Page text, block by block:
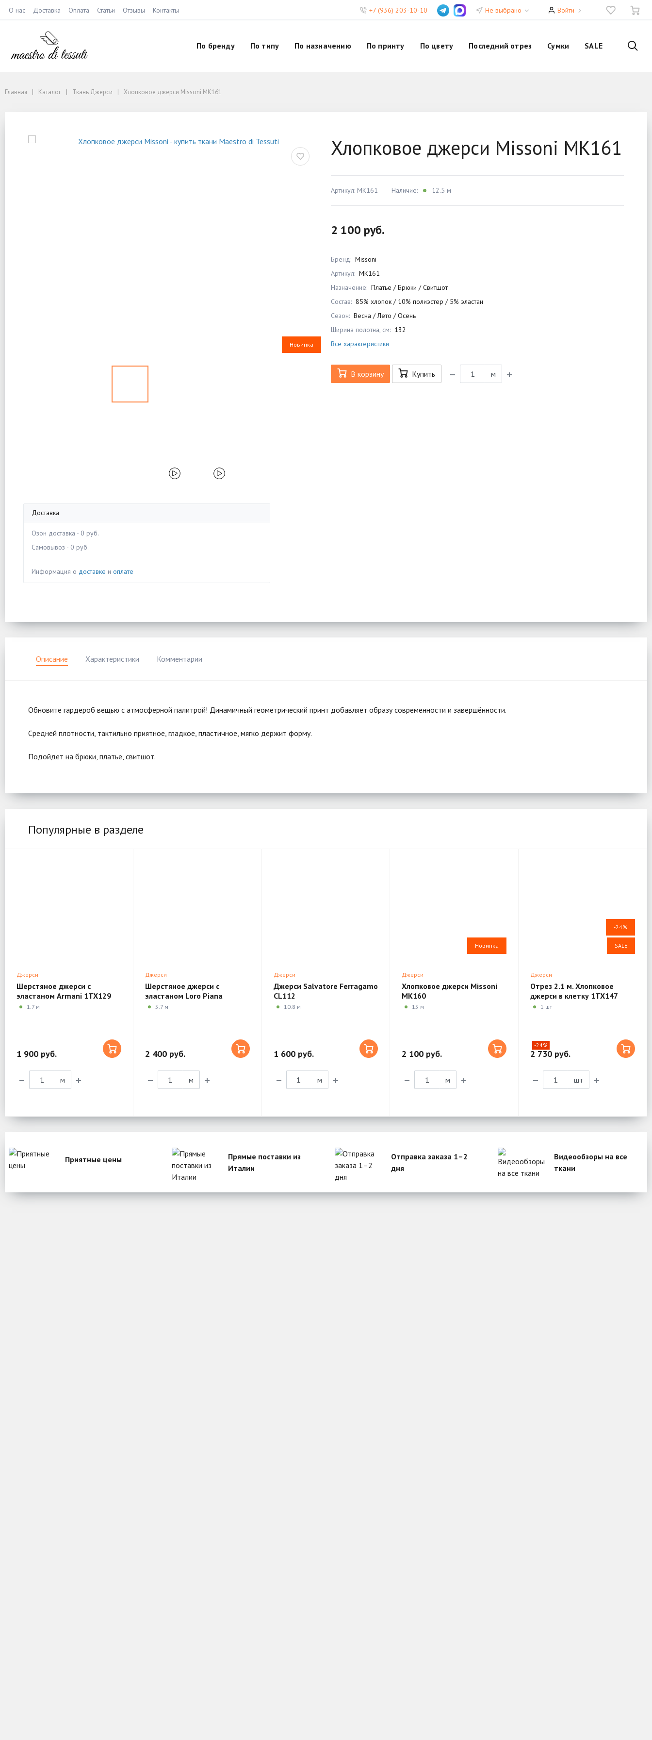
О нас Доставка Оплата Статьи Отзывы Контакты +7 (936) 203-10-10 Не выбрано Войти
По бренду По типу По назначению По принту По цвету Последний отрез Сумки SALE
Главная Каталог Ткань Джерси Хлопковое джерси Missoni MK161
Новинка
Хлопковое джерси Missoni MK161
Артикул: MK161 Наличие: 12.5 м
2 100 руб.
Бренд: Missoni
Артикул: MK161
Назначение: Платье / Брюки / Свитшот
Состав: 85% хлопок / 10% полиэстер / 5% эластан
Сезон: Весна / Лето / Осень
Ширина полотна, см: 132
Все характеристики
В корзину Купить м
Доставка
Озон доставка - 0 руб.
Самовывоз - 0 руб.
Информация о доставке и оплате
Описание Характеристики Комментарии
Обновите гардероб вещью с атмосферной палитрой! Динамичный геометрический принт добавляет образу современности и завершённости.
Средней плотности, тактильно приятное, гладкое, пластичное, мягко держит форму.
Подойдет на брюки, платье, свитшот.
Популярные в разделе
Джерси
Шерстяное джерси с
эластаном Armani 1TX129
1.7 м
1 900 руб.
м
Джерси
Шерстяное джерси с
эластаном Loro Piana
1TX140
5.7 м
2 400 руб.
м
Джерси
Джерси Salvatore Ferragamo
CL112
10.8 м
1 600 руб.
м
Новинка
Джерси
Хлопковое джерси Missoni
MK160
15 м
2 100 руб.
м
-24%
SALE
Джерси
Отрез 2.1 м. Хлопковое
джерси в клетку 1TX147
1 шт
-24%
2 730 руб.
шт
Приятные цены
Прямые поставки из
Италии
Отправка заказа 1–2
дня
Видеообзоры на все
ткани